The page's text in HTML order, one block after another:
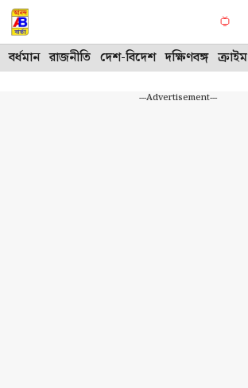
Skip
to
content
বর্ধমান রাজনীতি দেশ-বিদেশ দক্ষিণবঙ্গ ক্রাইম
---Advertisement---